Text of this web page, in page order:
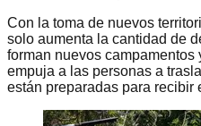
Con la toma de nuevos
solo aumenta la cantidad de
forman nuevos
empuja a las personas a
están preparadas para recibir